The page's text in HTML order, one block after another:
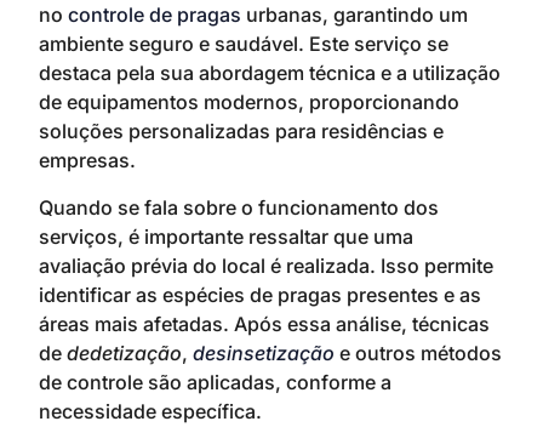
no controle de pragas urbanas, garantindo um
ambiente seguro e saudável. Este serviço se
destaca pela sua abordagem técnica e a utilização
de equipamentos modernos, proporcionando
soluções personalizadas para residências e
empresas.
Quando se fala sobre o funcionamento dos
serviços, é importante ressaltar que uma
avaliação prévia do local é realizada. Isso permite
identificar as espécies de pragas presentes e as
áreas mais afetadas. Após essa análise, técnicas
de dedetização, desinsetização e outros métodos
de controle são aplicadas, conforme a
necessidade específica.